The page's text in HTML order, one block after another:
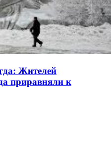
Жителей
приравняли к